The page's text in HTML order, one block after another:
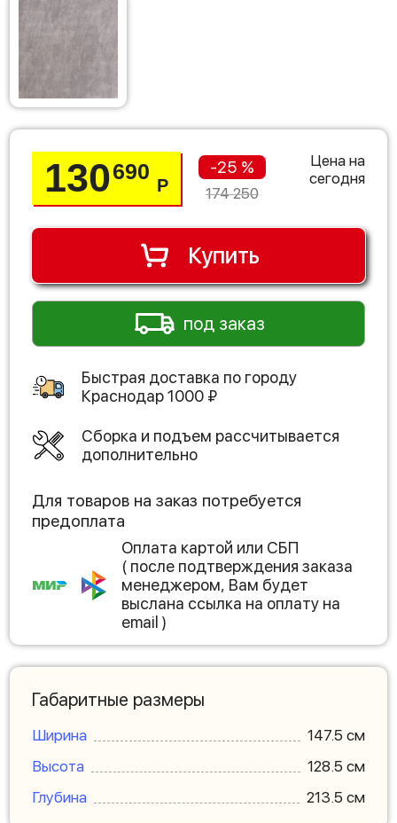
130690
Р
-25 %
174 250
Цена на
сегодня
Купить
под заказ
Быстрая доставка по городу
Краснодар1000 ₽
Сборка и подъем рассчитывается
дополнительно
Для товаров на заказ потребуется
предоплата
Оплата картой или СБП
( после подтверждения заказа
менеджером, Вам будет
выслана ссылка на оплату на
email )
Габаритные размеры
Ширина
147.5 см
Высота
128.5 см
Глубина
213.5 см